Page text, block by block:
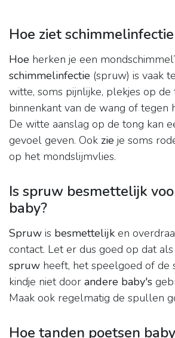
Hoe ziet
Hoe herken je een
schimmelinfectie (spruw) is vaak
witte, soms pijnlijke, plekjes op de
binnenkant van de wang of tegen
De witte aanslag op de tong kan
gevoel geven. Ook zie je soms
op het mondslijmvlies.
Is spruw besmettelijk
baby?
Spruw is besmettelijk en
contact. Let er dus goed op dat
spruw heeft, het speelgoed of de
kindje niet door andere baby's
Maak ook regelmatig de spullen
Hoe tanden poetsen